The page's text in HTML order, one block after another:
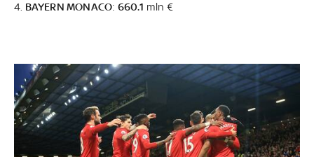
4. BAYERN MONACO: 660.1 mln €